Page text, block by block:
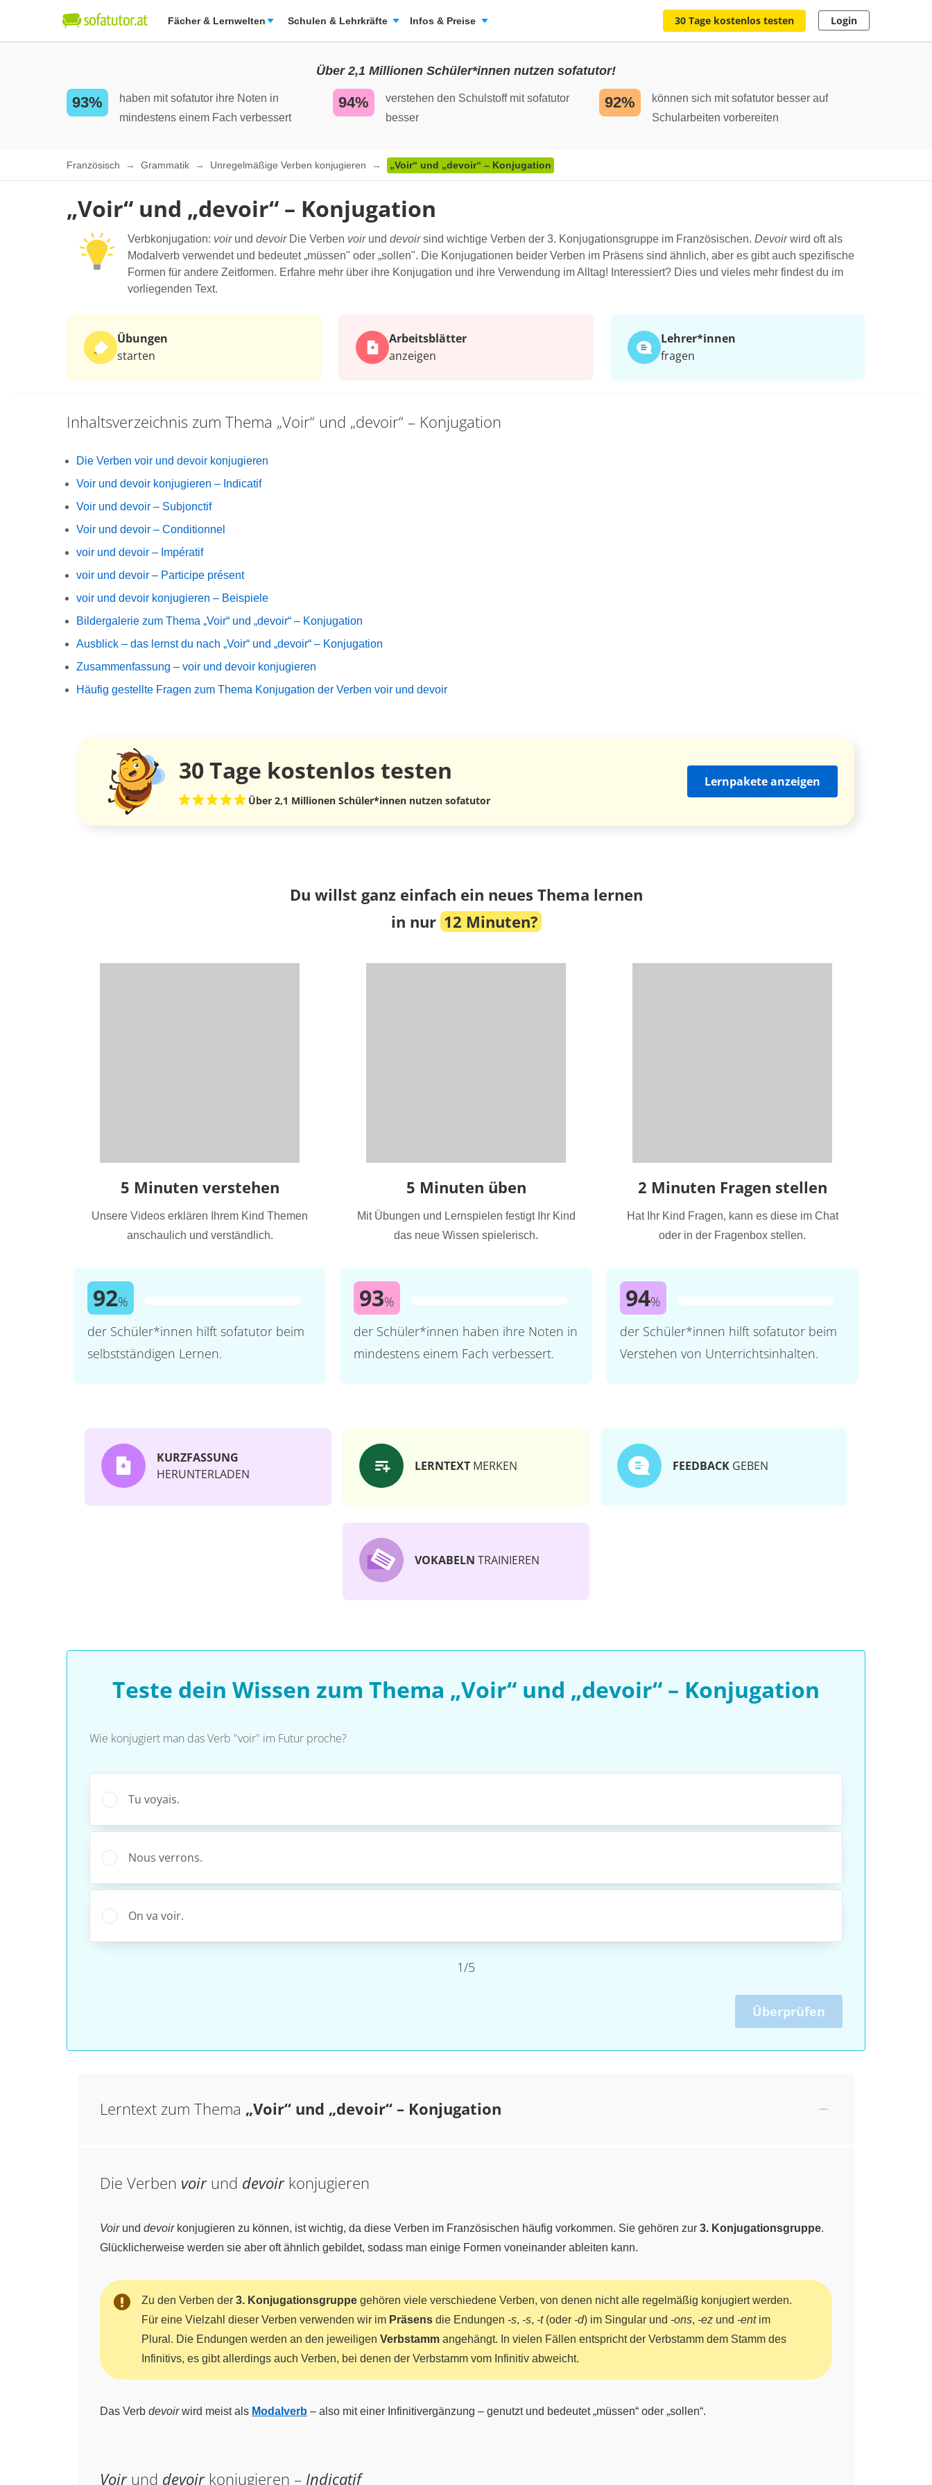
Fächer & Lernwelten Schulen & Lehrkräfte Infos & Preise 30 Tage kostenlos testen Login
Über 2,1 Millionen Schüler*innen nutzen sofatutor!
93%
haben mit sofatutor ihre Noten in
mindestens einem Fach verbessert
94%
verstehen den Schulstoff mit sofatutor
besser
92%
können sich mit sofatutor besser auf
Schularbeiten vorbereiten
Französisch Grammatik Unregelmäßige Verben konjugieren „Voir“ und „devoir“ – Konjugation
„Voir“ und „devoir“ – Konjugation
Verbkonjugation: voirund devoirDie Verben voirund devoirsind wichtige Verben der 3. Konjugationsgruppe im Französischen. Devoirwird oft als
Modalverb verwendet und bedeutet „müssen" oder „sollen". Die Konjugationen beider Verben im Präsens sind ähnlich, aber es gibt auch spezifische
Formen für andere Zeitformen. Erfahre mehr über ihre Konjugation und ihre Verwendung im Alltag! Interessiert? Dies und vieles mehr findest du im
vorliegenden Text.
Übungen
starten
Arbeits­blätter
anzeigen
Lehrer*​innen
fragen
Inhaltsverzeichnis zum Thema „Voir“ und „devoir“ – Konjugation
Die Verben voir und devoir konjugieren
Voir und devoir konjugieren – Indicatif
Voir und devoir – Subjonctif
Voir und devoir – Conditionnel
voir und devoir – Impératif
voir und devoir – Participe présent
voir und devoir konjugieren – Beispiele
Bildergalerie zum Thema „Voir“ und „devoir“ – Konjugation
Ausblick – das lernst du nach „Voir“ und „devoir“ – Konjugation
Zusammenfassung – voir und devoir konjugieren
Häufig gestellte Fragen zum Thema Konjugation der Verben voir und devoir
30 Tage kostenlos testen
Über 2,1 Millionen Schüler*innen nutzen sofatutor
Lernpakete anzeigen
Du willst ganz einfach ein neues Thema lernen
in nur 12 Minuten?
5 Minuten verstehen
Unsere Videos erklären Ihrem Kind Themen
anschaulich und verständlich.
92%
der Schüler*innen hilft sofatutor beim
selbstständigen Lernen.
5 Minuten üben
Mit Übungen und Lernspielen festigt Ihr Kind
das neue Wissen spielerisch.
93%
der Schüler*innen haben ihre Noten in
mindestens einem Fach verbessert.
2 Minuten Fragen stellen
Hat Ihr Kind Fragen, kann es diese im Chat
oder in der Fragenbox stellen.
94%
der Schüler*innen hilft sofatutor beim
Verstehen von Unterrichtsinhalten.
KURZFASSUNG
HERUNTERLADEN
LERNTEXT MERKEN FEEDBACK GEBEN
VOKABELN TRAINIEREN
Teste dein Wissen zum Thema „Voir“ und „devoir“ – Konjugation
Wie konjugiert man das Verb "voir" im Futur proche?
Tu voyais.
Nous verrons.
On va voir.
1/5
Überprüfen
Lerntext zum Thema „Voir“ und „devoir“ – Konjugation
Die Verben voirund devoirkonjugieren
Voirund devoirkonjugieren zu können, ist wichtig, da diese Verben im Französischen häufig vorkommen. Sie gehören zur 3. Konjugationsgruppe.
Glücklicherweise werden sie aber oft ähnlich gebildet, sodass man einige Formen voneinander ableiten kann.
Zu den Verben der 3. Konjugationsgruppe gehören viele verschiedene Verben, von denen nicht alle regelmäßig konjugiert werden.
Für eine Vielzahl dieser Verben verwenden wir im Präsens die Endungen -s, -s, -t(oder -d) im Singular und -ons, -ez und -entim
Plural. Die Endungen werden an den jeweiligen Verbstamm angehängt. In vielen Fällen entspricht der Verbstamm dem Stamm des
Infinitivs, es gibt allerdings auch Verben, bei denen der Verbstamm vom Infinitiv abweicht.
Das Verb devoirwird meist als Modalverb – also mit einer Infinitivergänzung – genutzt und bedeutet „müssen“ oder „sollen“.
Voirund devoirkonjugieren – Indicatif